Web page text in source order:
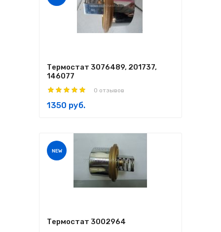
Термостат 3076489, 201737,
146077
0 отзывов
1350 руб.
NEW
Термостат 3002964